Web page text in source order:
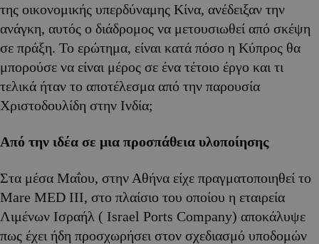
της οικονομικής υπερδύναμης Κίνα, ανέδειξαν την
ανάγκη, αυτός ο διάδρομος να μετουσιωθεί από σκέψη
σε πράξη. Το ερώτημα, είναι κατά πόσο η Κύπρος θα
μπορούσε να είναι μέρος σε ένα τέτοιο έργο και τι
τελικά ήταν το αποτέλεσμα από την παρουσία
Χριστοδουλίδη στην Ινδία;
Από την ιδέα σε μια προσπάθεια υλοποίησης
Στα μέσα Μαΐου, στην Αθήνα είχε πραγματοποιηθεί το
Mare MED III, στο πλαίσιο του οποίου η εταιρεία
Λιμένων Ισραήλ ( Israel Ports Company) αποκάλυψε
πως έχει ήδη προσχωρήσει στον σχεδιασμό υποδομών